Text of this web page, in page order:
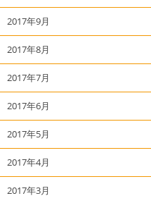
2017年9月
2017年8月
2017年7月
2017年6月
2017年5月
2017年4月
2017年3月